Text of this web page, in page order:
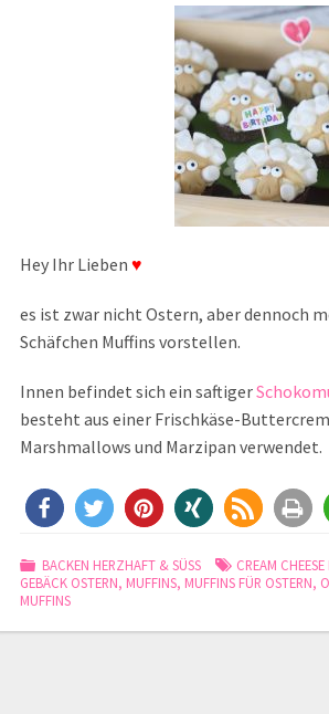
Hey Ihr Lieben ♥
es ist zwar nicht Ostern, aber dennoch
Schäfchen Muffins vorstellen.
Innen befindet sich ein saftiger
besteht aus einer Frischkäse-
Marshmallows und Marzipan verwendet.
BACKEN HERZHAFT & SÜSS CREAM
GEBÄCK OSTERN, MUFFINS, MUFFINS FÜR OSTERN,
MUFFINS